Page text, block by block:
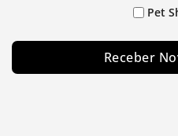
Pet
Receber